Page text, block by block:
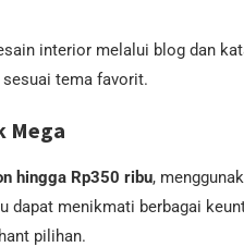
interior melalui blog dan
tema favorit.
Mega
hingga Rp350 ribu,
dapat menikmati berbagai
pilihan.